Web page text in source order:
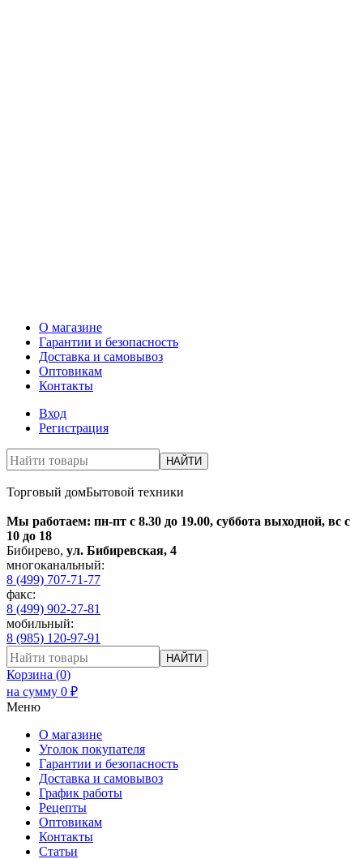
О магазине
Гарантии и безопасность
Доставка и самовывоз
Оптовикам
Контакты
Вход
Регистрация
НАЙТИ
Торговый домБытовой техники
Мы работаем: пн-пт с 8.30 до 19.00, суббота выходной, вс с
10 до 18
Бибирево, ул. Бибиревская, 4
многоканальный:
8 (499) 707-71-77
факс:
8 (499) 902-27-81
мобильный:
8 (985) 120-97-91
НАЙТИ
Корзина (0)
на сумму 0 ₽
Меню
О магазине
Уголок покупателя
Гарантии и безопасность
Доставка и самовывоз
График работы
Рецепты
Оптовикам
Контакты
Статьи